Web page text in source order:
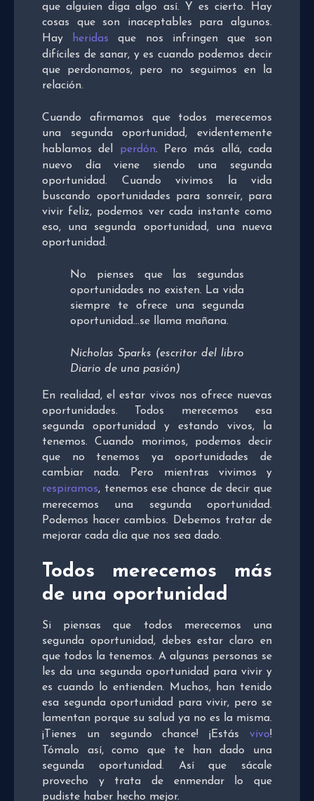
que alguien diga algo así. Y es cierto. Hay
cosas que son inaceptables para algunos.
Hay
heridasque nos infringen que son
difíciles de sanar, y es cuando podemos decir
que perdonamos, pero no seguimos en la
relación.
Cuando afirmamos que todos merecemos
una segunda oportunidad, evidentemente
hablamos del perdón. Pero más allá, cada
nuevo día viene siendo una segunda
oportunidad. Cuando vivimos la vida
buscando oportunidades para sonreír, para
vivir feliz, podemos ver cada instante como
eso, una segunda oportunidad, una nueva
oportunidad.
No pienses que las segundas
oportunidades no existen. La vida
siempre te ofrece una segunda
oportunidad…se llama mañana.
Nicholas Sparks (escritor del libro
Diario de una pasión)
En realidad, el estar vivos nos ofrece nuevas
oportunidades. Todos merecemos esa
segunda oportunidad y estando vivos, la
tenemos. Cuando morimos, podemos decir
que no tenemos ya oportunidades de
cambiar nada. Pero mientras vivimos y
respiramos, tenemos ese chance de decir que
merecemos una segunda oportunidad.
Podemos hacer cambios. Debemos tratar de
mejorar cada día que nos sea dado.
Todos merecemos más
de una oportunidad
Si piensas que todos merecemos una
segunda oportunidad, debes estar claro en
que todos la tenemos. A algunas personas se
les da una segunda oportunidad para vivir y
es cuando lo entienden. Muchos, han tenido
esa segunda oportunidad para vivir, pero se
lamentan porque su salud ya no es la misma.
¡Tienes un segundo chance! ¡Estás vivo!
Tómalo así, como que te han dado una
segunda oportunidad. Así que sácale
provecho y trata de enmendar lo que
pudiste haber hecho mejor.